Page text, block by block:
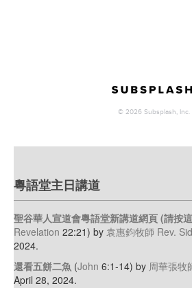
粵語堂主日講道
聖谷華人宣道會粵語堂新講道網頁 (請按
Revelation 22:21) by 袁惠鈞牧師 Rev.
2024.
還看五餅二魚 (John 6:1-14) by 周華張牧
April 28, 2024.